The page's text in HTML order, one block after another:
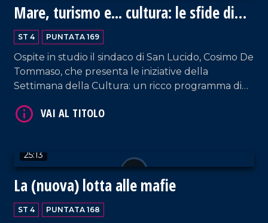
Mare, turismo e... cultura: le sfide di
San Lucido
ST 4 PUNTATA 169
Ospite in studio il sindaco di San Lucido, Cosimo De
Tommaso, che presenta le iniziative della
Settimana della Cultura: un ricco programma di
patrimonio artistico del borgo calabrese.
sulle prospettive future.
25:13
La (nuova) lotta alle mafie
ST 4 PUNTATA 168
VAI AL TITOLO